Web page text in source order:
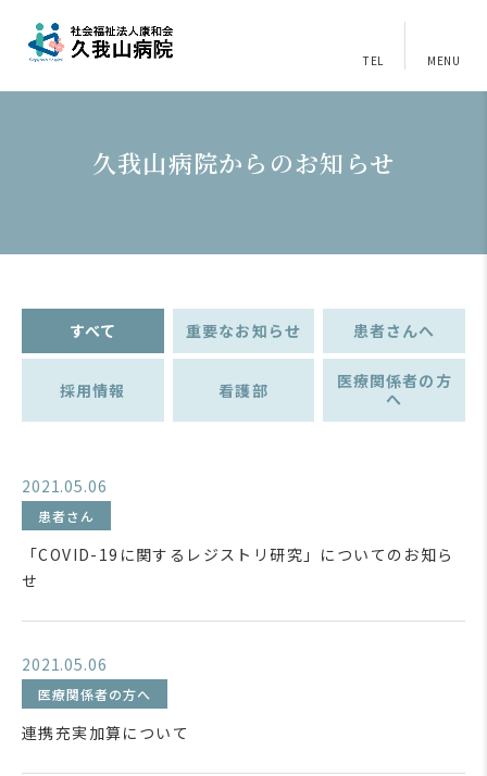
TEL MENU
久我山病院からのお知らせ
すべて 重要なお知らせ 患者さんへ
採用情報 看護部
医療関係者の方
へ
2021.05.06
患者さん
「COVID-19に関するレジストリ研究」についてのお知ら
せ
2021.05.06
医療関係者の方へ
連携充実加算について